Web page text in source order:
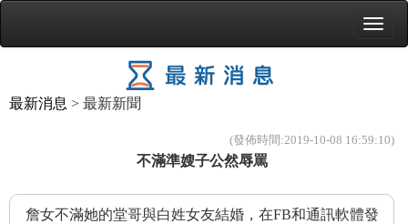
最新消息 > 最新新聞
(發佈時間:2019-10-08 16:59:10)
不滿準嫂子公然辱罵
詹女不滿她的堂哥與白姓女友結婚，在FB和通訊軟體發